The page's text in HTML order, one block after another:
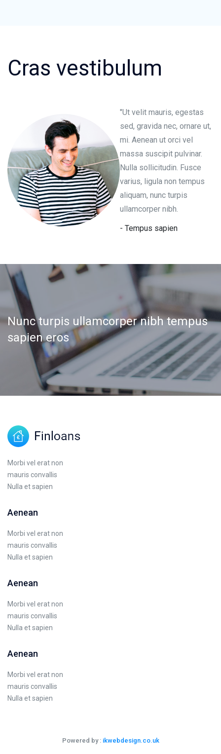
Cras vestibulum
"Ut velit mauris, egestas
sed, gravida nec, ornare ut,
mi. Aenean ut orci vel
massa suscipit pulvinar.
Nulla sollicitudin. Fusce
varius, ligula non tempus
aliquam, nunc turpis
ullamcorper nibh.
- Tempus sapien
Nunc turpis ullamcorper nibh tempus
sapien eros
Morbi vel erat non
mauris convallis
Nulla et sapien
Aenean
Morbi vel erat non
mauris convallis
Nulla et sapien
Aenean
Morbi vel erat non
mauris convallis
Nulla et sapien
Aenean
Morbi vel erat non
mauris convallis
Nulla et sapien
Powered by : ikwebdesign.co.uk